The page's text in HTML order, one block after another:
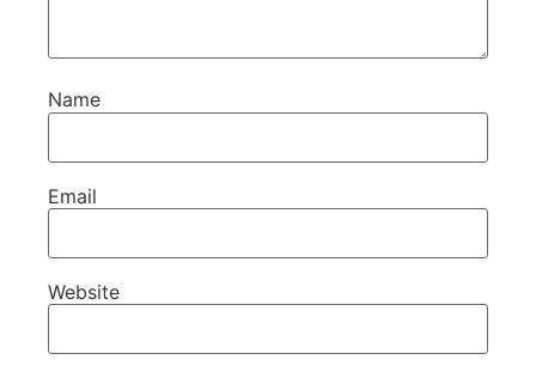
Name
Email
Website